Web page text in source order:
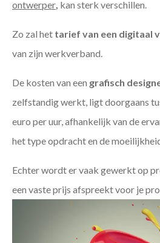
ontwerper kan sterk verschillen.
Zo zal het tarief van een digitaal
van zijn werkverband.
De kosten van een grafisch
zelfstandig werkt, ligt doorgaans
euro per uur, afhankelijk van de
het type opdracht en de
Echter wordt er vaak gewerkt op
een vaste prijs afspreekt voor je